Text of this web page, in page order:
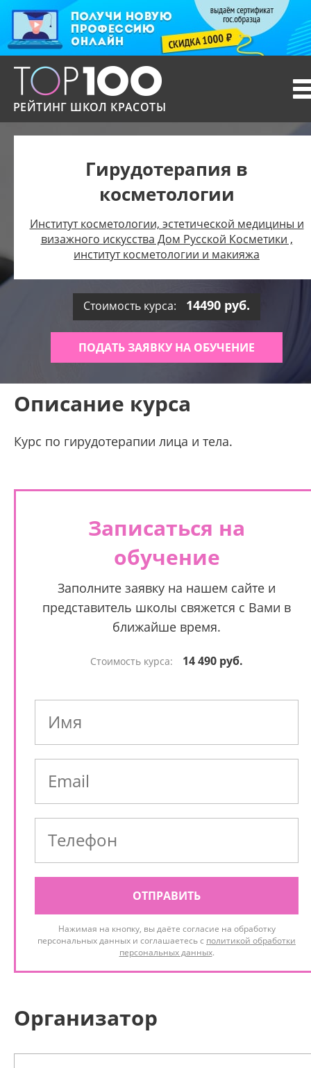
РЕЙТИНГ ШКОЛ КРАСОТЫ
Гирудотерапия в
косметологии
Институт косметологии, эстетической медицины и
визажного искусства Дом Русской Косметики ,
институт косметологии и макияжа
Стоимость курса: 14490 руб.
ПОДАТЬ ЗАЯВКУ НА ОБУЧЕНИЕ
Описание курса
Курс по гирудотерапии лица и тела.
Записаться на
обучение
Заполните заявку на нашем сайте и
представитель школы свяжется с Вами в
ближайше время.
Стоимость курса: 14 490 руб.
ОТПРАВИТЬ
Нажимая на кнопку, вы даёте согласие на обработку
персональных данных и соглашаетесь с политикой обработки
персональных данных.
Организатор